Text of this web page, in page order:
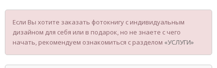
Если Вы хотите заказать фотокнигу с индивидуальным
дизайном для себя или в подарок, но не знаете с чего
начать, рекомендуем ознакомиться с разделом «УСЛУГИ»